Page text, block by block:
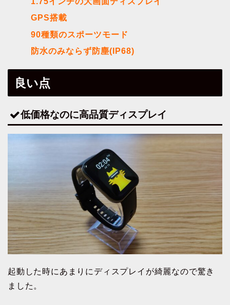
GPS搭載
90種類のスポーツモード
防水のみならず防塵(IP68)
良い点
低価格なのに高品質ディスプレイ
起動した時にあまりにディスプレイが綺麗なので驚き
ました。